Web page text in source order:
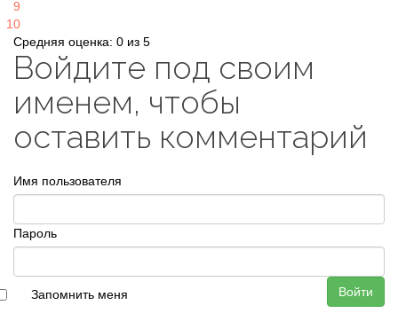
9
10
Средняя оценка: 0 из 5
Войдите под своим
именем, чтобы
оставить комментарий
Имя пользователя
Пароль
Войти
Запомнить меня